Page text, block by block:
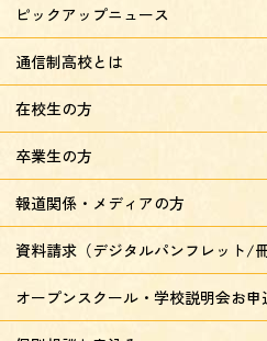
ピックアップニュース
通信制高校とは
在校生の方
卒業生の方
報道関係・メディアの方
資料請求（デジタルパンフレット/冊
オープンスクール・学校説明会お申